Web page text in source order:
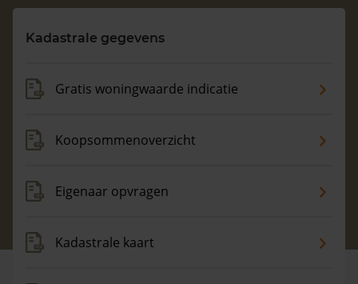
Maandag t/m vrijdag - 08:00 -18:00
Kadastrale gegevens
Gratis woningwaarde indicatie
Koopsommenoverzicht
Eigenaar opvragen
Kadastrale kaart